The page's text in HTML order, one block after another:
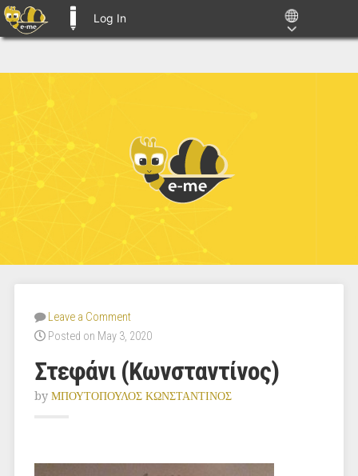
Log In
Leave a Comment
Posted on May 3, 2020
Στεφάνι (Κωνσταντίνος)
by ΜΠΟΥΤΟΠΟΥΛΟΣ ΚΩΝΣΤΑΝΤΙΝΟΣ